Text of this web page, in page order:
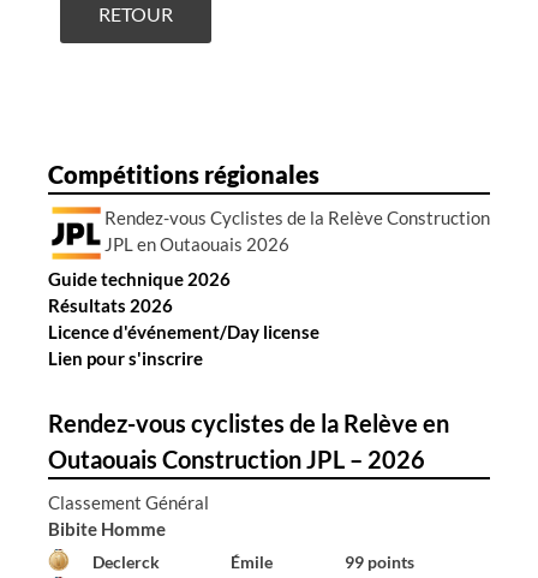
RETOUR
Compétitions régionales
Rendez-vous Cyclistes de la Relève Construction
JPL en Outaouais 2026
Guide technique 2026
Résultats 2026
Licence d'événement/Day license
Lien pour s'inscrire
Rendez-vous cyclistes de la Relève en
Outaouais Construction JPL – 2026
Classement Général
Bibite Homme
Declerck Émile
99 points